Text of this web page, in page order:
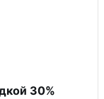
30%